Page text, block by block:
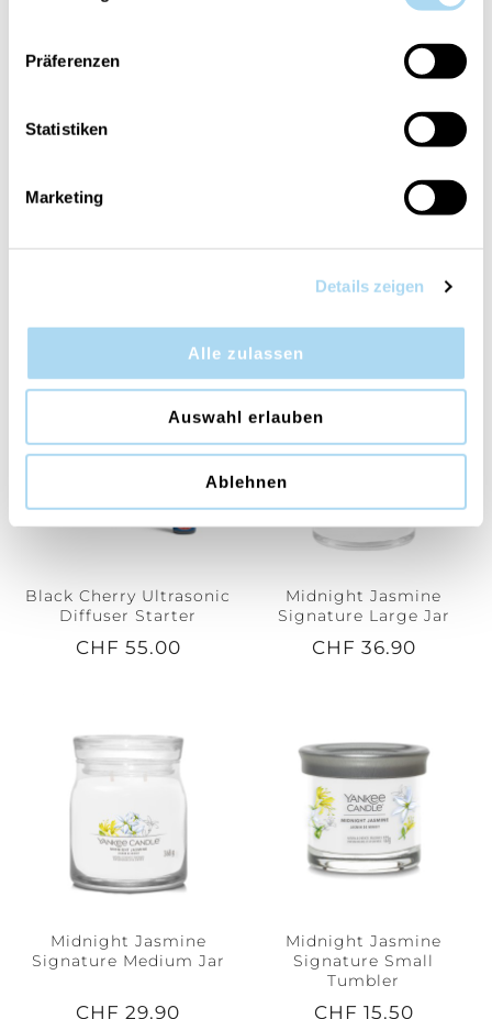
Präferenzen
Statistiken
Marketing
Details zeigen
Alle zulassen
Auswahl erlauben
Ablehnen
CHF 9.90
VERWANDTE PRODUKTE
Black Cherry Ultrasonic
Diffuser Starter
CHF 55.00
Midnight Jasmine
Signature Large Jar
CHF 36.90
Midnight Jasmine
Signature Medium Jar
CHF 29.90
Midnight Jasmine
Signature Small
Tumbler
CHF 15.50